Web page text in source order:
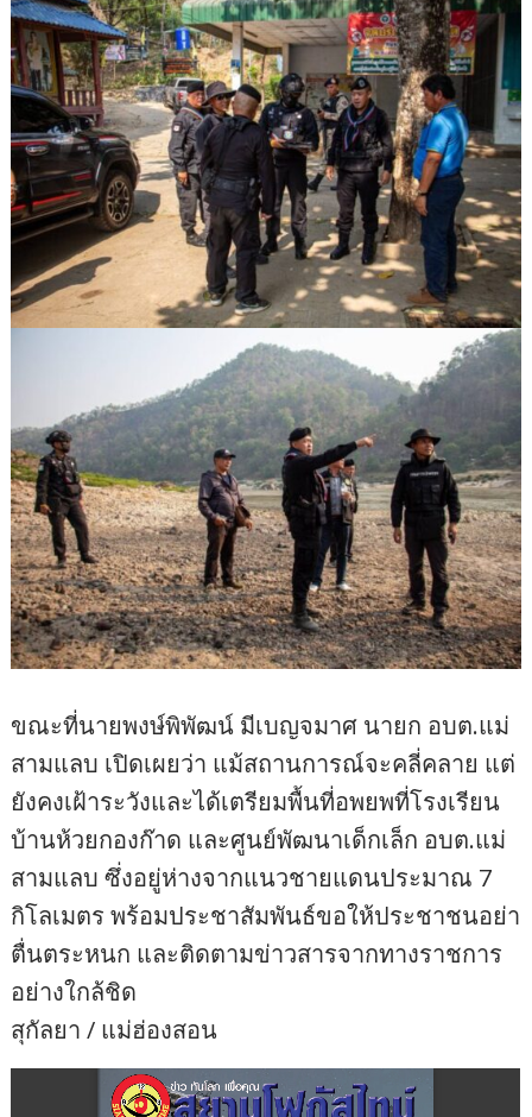
ขณะที่นายพงษ์พิพัฒน์ มีเบญจมาศ นายก อบต.แม่
สามแลบ เปิดเผยว่า แม้สถานการณ์จะคลี่คลาย แต่
ยังคงเฝ้าระวังและได้เตรียมพื้นที่อพยพที่โรงเรียน
บ้านห้วยกองก๊าด และศูนย์พัฒนาเด็กเล็ก อบต.แม่
สามแลบ ซึ่งอยู่ห่างจากแนวชายแดนประมาณ 7
กิโลเมตร พร้อมประชาสัมพันธ์ขอให้ประชาชนอย่า
ตื่นตระหนก และติดตามข่าวสารจากทางราชการ
อย่างใกล้ชิด
สุกัลยา / แม่ฮ่องสอน